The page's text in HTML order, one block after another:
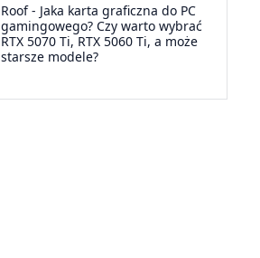
Roof- Jaka karta graficzna do PC
gamingowego? Czy warto wybrać
RTX 5070 Ti, RTX 5060 Ti, a może
starsze modele?